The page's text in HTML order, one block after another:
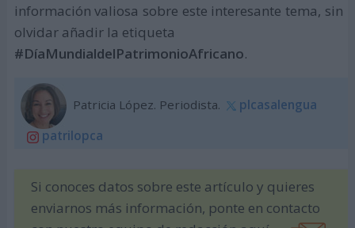
información valiosa sobre este interesante tema, sin
olvidar añadir la etiqueta
#DíaMundialdelPatrimonioAfricano.
Patricia López. Periodista.
plcasalengua
patrilopca
Si conoces datos sobre este artículo y quieres
enviarnos más información, ponte en contacto